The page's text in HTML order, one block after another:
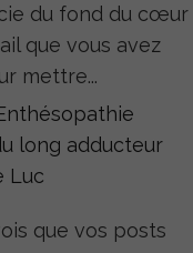
du fond du cœur
que vous avez
mettre...
long adducteur
Luc
que vos posts